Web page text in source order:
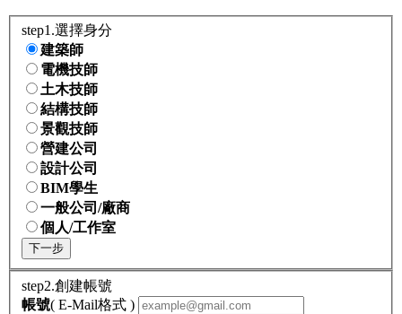
step1.選擇身分
建築師
電機技師
土木技師
結構技師
景觀技師
營建公司
設計公司
BIM學生
一般公司/廠商
個人/工作室
下一步
step2.創建帳號
帳號( E-Mail格式 )